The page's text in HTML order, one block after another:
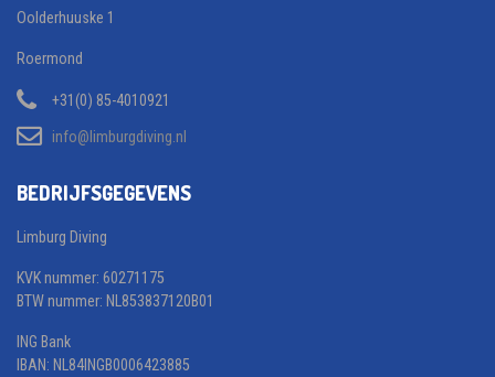
Oolderhuuske 1
Roermond
+31(0) 85-4010921
info@limburgdiving.nl
BEDRIJFSGEGEVENS
Limburg Diving
KVK nummer: 60271175
BTW nummer: NL853837120B01
ING Bank
IBAN: NL84INGB0006423885